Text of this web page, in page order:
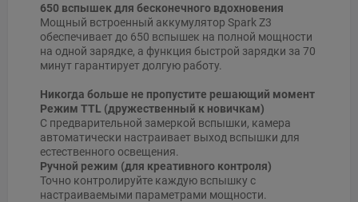
650 вспышек для бесконечного вдохновения
Мощный встроенный аккумулятор Spark Z3
обеспечивает до 650 вспышек на полной мощности
на одной зарядке, а функция быстрой зарядки за 70
минут гарантирует долгую работу.
Никогда больше не пропустите решающий момент
Режим TTL (дружественный к новичкам)
С предварительной замеркой вспышки, камера
автоматически настраивает выход вспышки для
естественного освещения.
Ручной режим (для креативного контроля)
Точно контролируйте каждую вспышку с
настраиваемыми параметрами мощности.